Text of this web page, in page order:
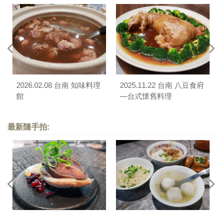
2026.02.08 台南 知味料理
館
2025.11.22 台南 八豆食府
—台式懷舊料理
最新隨手拍: